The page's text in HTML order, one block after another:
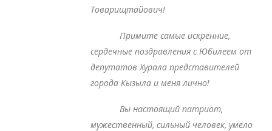
Товарищтайович!
Примите самые искренние,
сердечные поздравления с Юбилеем от
депутатов Хурала представителей
города Кызыла и меня лично!
Вы настоящий патриот,
мужественный, сильный человек, умело